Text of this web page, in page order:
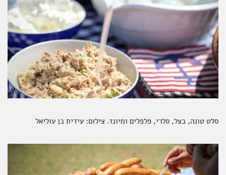
סלט טונה, בצל, סלרי, פלפלים ומיונז. צילום: עידית בן עוליאל